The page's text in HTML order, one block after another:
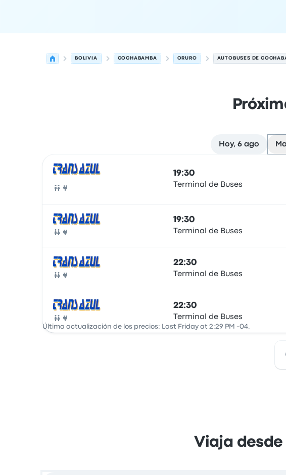
BOLIVIA COCHABAMBA ORURO AUTOBUSES DE
Hoy, 6 ago
Autobús
19:30
Terminal de Buses
Autobús
19:30
Terminal de Buses
Autobús
22:30
Terminal de Buses
Autobús
22:30
Terminal de Buses
Última actualización de los precios: Last Friday at 2:29 PM -04.
Viaja